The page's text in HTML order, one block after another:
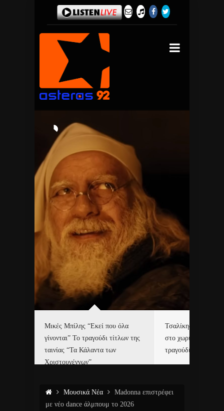
Μικές Μπίλης “Εκεί που όλα
γίνονται” Το τραγούδι τίτλων της
ταινίας “Τα Κάλαντα των
Χριστουγέννων”
Τσαλίκης,
στο χωριό του Άι
τραγούδι και video
Μουσικά Νέα
Madonna επιστρέφει
με νέο dance άλμπουμ το 2026